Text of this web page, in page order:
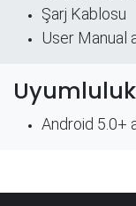
Şarj Kablosu
User Manual
Uyumluluk
Android 5.0+